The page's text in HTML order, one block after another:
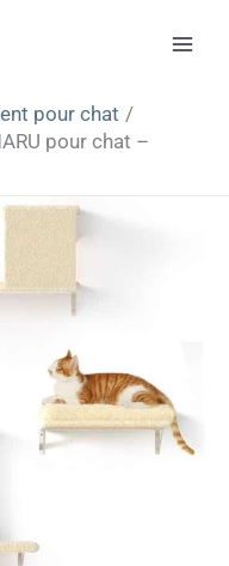
pour chat
pour chat –